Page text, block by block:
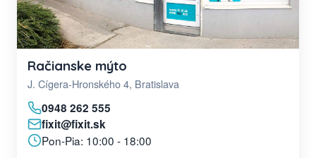
Račianske mýto
J. Cígera-Hronského 4, Bratislava
0948 262 555
fixit@fixit.sk
Pon-Pia: 10:00 - 18:00